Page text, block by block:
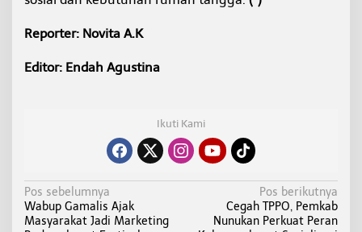
Reporter: Novita A.K
Editor: Endah Agustina
Ikuti Kami
N
a
Pos sebelumnya
Wabup Gamalis Ajak
Masyarakat Jadi Marketing
Pos berikutnya
Cegah TPPO, Pemkab
Nunukan Perkuat Peran